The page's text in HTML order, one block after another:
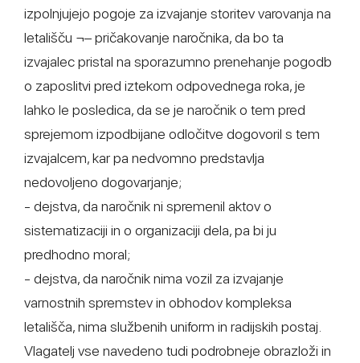
izpolnjujejo pogoje za izvajanje storitev varovanja na
letališču ¬– pričakovanje naročnika, da bo ta
izvajalec pristal na sporazumno prenehanje pogodb
o zaposlitvi pred iztekom odpovednega roka, je
lahko le posledica, da se je naročnik o tem pred
sprejemom izpodbijane odločitve dogovoril s tem
izvajalcem, kar pa nedvomno predstavlja
nedovoljeno dogovarjanje;
- dejstva, da naročnik ni spremenil aktov o
sistematizaciji in o organizaciji dela, pa bi ju
predhodno moral;
- dejstva, da naročnik nima vozil za izvajanje
varnostnih spremstev in obhodov kompleksa
letališča, nima službenih uniform in radijskih postaj.
Vlagatelj vse navedeno tudi podrobneje obrazloži in